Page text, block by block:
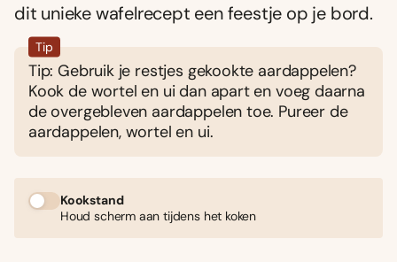
dit unieke wafelrecept een feestje op je bord.
Tip
Tip: Gebruik je restjes gekookte aardappelen?
Kook de wortel en ui dan apart en voeg daarna
de overgebleven aardappelen toe. Pureer de
aardappelen, wortel en ui.
Kookstand
Houd scherm aan tijdens het koken